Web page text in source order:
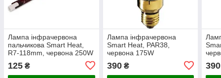
Лампа інфрачервона
пальчикова Smart Heat,
R7-118mm, червона 250W
125 ₴
Лампа інфрачервона
Smart Heat, PAR38,
червона 175W
390₴ 390